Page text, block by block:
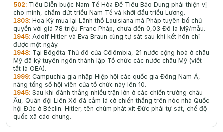
502: Tiêu Diễn buộc Nam Tề Hòa Đế Tiêu Bảo Dung phải thiện vị
cho mình, chấm dứt triều Nam Tề và khởi đầu triều Lương.
1803:Hoa Kỳ mua lại Lãnh thổ Louisiana mà Pháp tuyên bố chủ
quyền với giá 78 triệu Franc Pháp, chưa đến 0,03 Đô la Mỹ/mẫu.
1945: Adolf Hitler và Eva Braun cùng tự sát sau khi kết hôn chỉ
được một ngày.
1948: Tại Bôgôta Thủ đô của Côlômbia, 21 nước cộng hoà ở châu
Mỹ đã ký tuyên ngôn thành lập Tổ chức các nước châu Mỹ (viết
tắt là OEA).
1999:Campuchia gia nhập Hiệp hội các quốc gia Đông Nam Á,
nâng tổng số hội viên của tổ chức này lên 10.
1945:Sau khi đánh thắng nhiều trận lớn ở các chiến trường châu
Âu, Quân đội Liên Xô đã cắm lá cờ chiến thắng trên nóc nhà Quốc
hội Đức ở Béclin. Hitler, tên chùm phát xít Đức phải tự sát, chế độ
quốc xã cáo chung.